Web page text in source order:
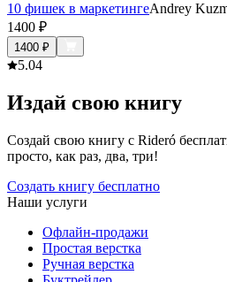
10 фишек в маркетингеAndrey
1400 ₽
1400 ₽
5.04
Издай свою книгу
Создай свою книгу с Rideró
просто, как раз, два, три!
Создать книгу бесплатно
Наши услуги
Офлайн-продажи
Простая верстка
Ручная верстка